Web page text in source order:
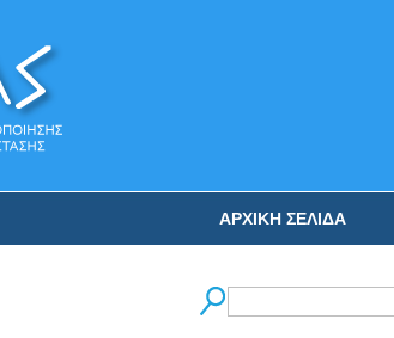
ΑΡΧΙΚΗ ΣΕΛΙΔΑ